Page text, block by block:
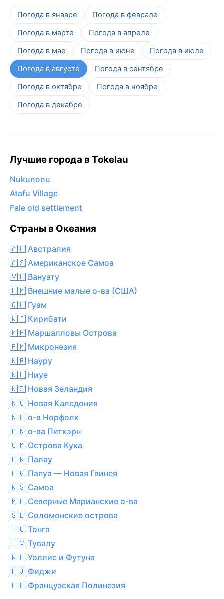
Погода в январе
Погода в феврале
Погода в марте
Погода в апреле
Погода в мае
Погода в июне
Погода в июле
Погода в августе
Погода в сентябре
Погода в октябре
Погода в ноябре
Погода в декабре
Лучшие города в Tokelau
Nukunonu
Atafu Village
Fale old settlement
Страны в Океания
🇦🇺 Австралия
🇦🇸 Американское Самоа
🇻🇺 Вануату
🇺🇲 Внешние малые о-ва (США)
🇬🇺 Гуам
🇰🇮 Кирибати
🇲🇭 Маршалловы Острова
🇫🇲 Микронезия
🇳🇷 Науру
🇳🇺 Ниуе
🇳🇿 Новая Зеландия
🇳🇨 Новая Каледония
🇳🇫 о-в Норфолк
🇵🇳 о-ва Питкэрн
🇨🇰 Острова Кука
🇵🇼 Палау
🇵🇬 Папуа — Новая Гвинея
🇼🇸 Самоа
🇲🇵 Северные Марианские о-ва
🇸🇧 Соломонские острова
🇹🇴 Тонга
🇹🇻 Тувалу
🇼🇫 Уоллис и Футуна
🇫🇯 Фиджи
🇵🇫 Французская Полинезия